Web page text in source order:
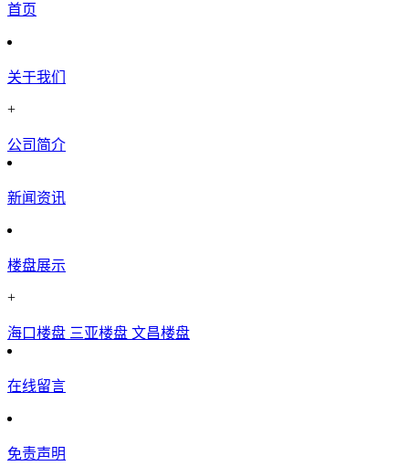
首页
关于我们
+
公司简介
新闻资讯
楼盘展示
+
海口楼盘 三亚楼盘 文昌楼盘
在线留言
免责声明